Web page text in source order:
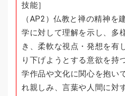
技能］
（AP2）仏教と禅の精神を
学に対して理解を示し、多
き、柔軟な視点・発想を有
り下げようとする意欲を持
学作品や文化に関心を抱い
れ親しみ、言葉や人間に対